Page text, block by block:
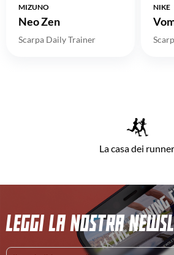
MIZUNO
Neo Zen
Scarpa Daily Trainer
NIKE
La casa dei
LEGGI LA NOSTRA